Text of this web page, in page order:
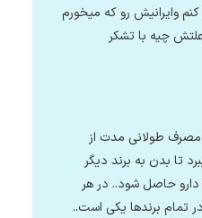
وایرانیش رو که میخورم
چیه با تشکر
طولانی مدت از
تا بدن به برند دیگر
حاصل شود.. در هر
تمام برندها یکی است..